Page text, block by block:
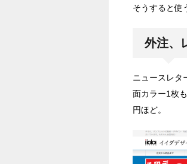
そうすると使
外注、
ニュースレタ
面カラー1枚
円ほど。